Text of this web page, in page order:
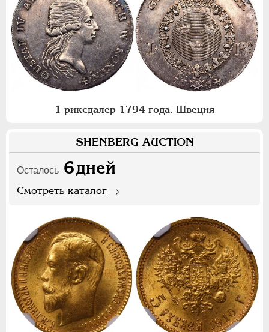
1 риксдалер 1794 года. Швеция
SHENBERG AUCTION
Осталось 6дней
Смотреть каталог